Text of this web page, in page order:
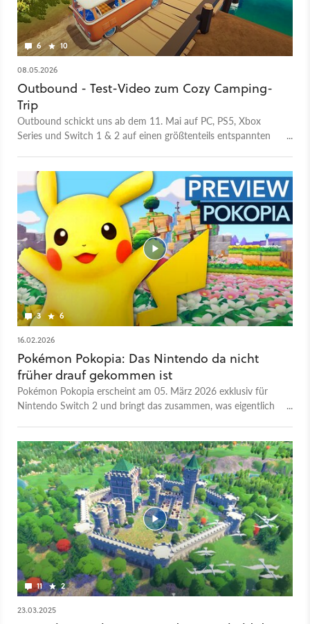
6 10
08.05.2026
Outbound - Test-Video zum Cozy Camping-
Trip
Outbound schickt uns ab dem 11. Mai auf PC, PS5, Xbox
Series und Switch 1 & 2 auf einen größtenteils entspannten
Cozy Game mal in Ruhe angeschaut und viele Details
entdeckt, die uns richtig gut gefallen. Allerdings sind wir in den
vier kleinen Open-World-Regionen von Outbound auch über
ein paar Probleme gestolpert, die wir hier im Test-Video
ansprechen.
3 6
16.02.2026
Pokémon Pokopia: Das Nintendo da nicht
früher drauf gekommen ist
Pokémon Pokopia erscheint am 05. März 2026 exklusiv für
Nintendo Switch 2 und bringt das zusammen, was eigentlich
Nintendo, baut man sich hier einen kleinen Ort auf, samt
eigener Häuser und Anlagen. Nur gibt es in Pokopia
logischerweise noch die Taschenmonster-Komponente: Wie
von Pokémon gewohnt kann man auch in Pokopia sich alle
schnappen und zusammen mit den Kreaturen auf dem
eigenen Eiland wohnen. Was das taugt, erfahrt ihr in dieser
Vorschau! 00:00 - Intro 00:52 - Die Habitate 04:19 - Bauen
und Gestalten 07:07 - Die Technik 08:07 - Erstes Fazit
11 2
23.03.2025